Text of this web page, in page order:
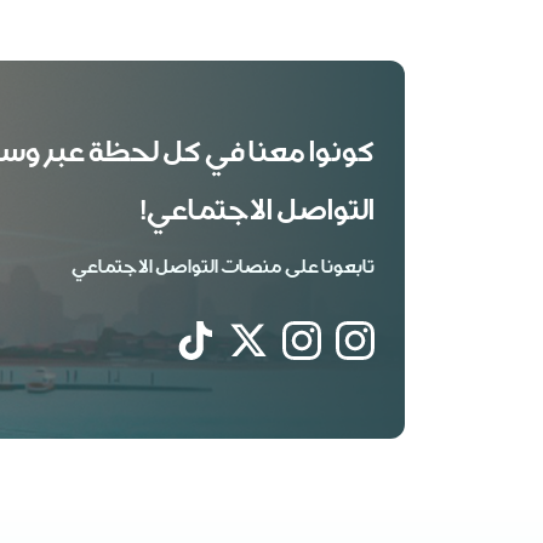
كونوا معنا في كل لحظة عبر
التواصل الاجتماعي!
تابعونا على منصات التواصل الاجتماعي